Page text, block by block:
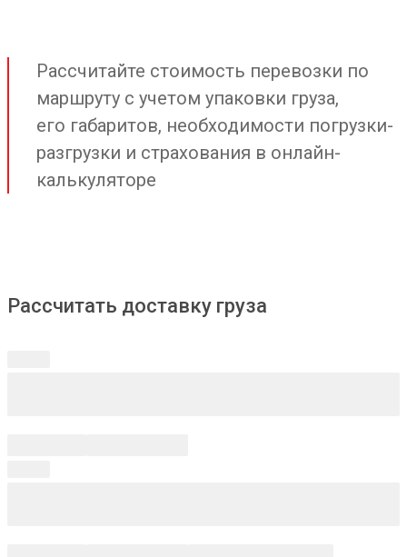
Рассчитайте стоимость перевозки по
маршруту с учетом упаковки груза,
его габаритов, необходимости погрузки-
разгрузки и страхования в онлайн-
калькуляторе
Рассчитать доставку груза